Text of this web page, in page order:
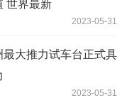
世界最新
2023-05-31
最大推力试车台正式具
2023-05-31